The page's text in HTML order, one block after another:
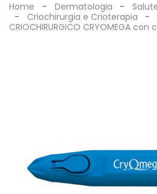
Home Dermatologia
Criochirurgia e Crioterapia
CRIOCHIRURGICO CRYOMEGA